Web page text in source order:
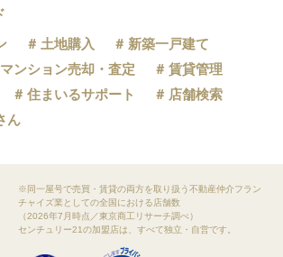
土地購入
新築一戸建て
マンション売却・査定
賃貸管理
住まいるサポート
店舗検索
ん
※同一屋号で売買・賃貸の両方を取り扱う不動産仲介フラン
チャイズ業としての全国における店舗数
（2026年7月時点／東京商工リサーチ調べ）
センチュリー21の加盟店は、すべて独立・自営です。